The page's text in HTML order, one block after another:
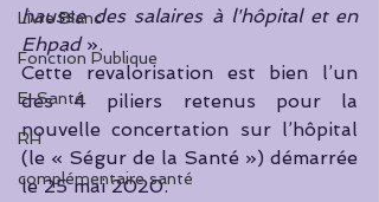
Livre Blanc
Fonction Publique
E-Santé
RH
complémentaire santé
hausse des salaires à l'hôpital et en
Ehpad ».
Cette revalorisation est bien l’un
des 4 piliers retenus pour la
nouvelle concertation sur l’hôpital
(le « Ségur de la Santé ») démarrée
le 25 mai 2020.